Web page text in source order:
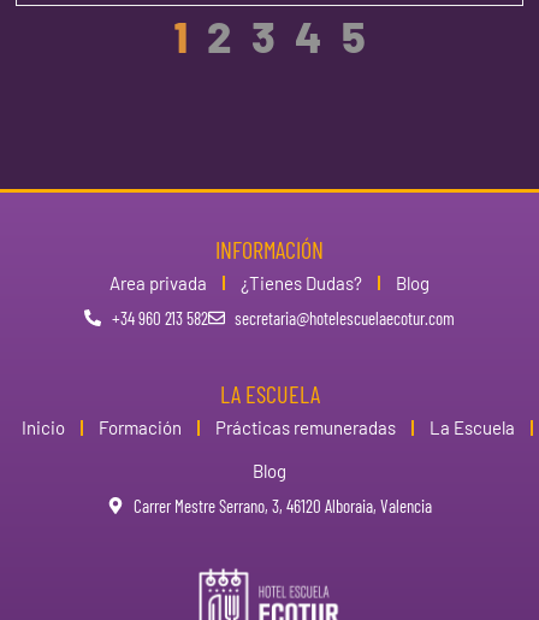
1 2 3 4 5
INFORMACIÓN
Area privada ¿Tienes Dudas?
Blog
+34 960 213 582
secretaria@hotelescuelaecotur.com
LA ESCUELA
Inicio Formación Prácticas remuneradas
La Escuela
Blog
Carrer Mestre Serrano, 3, 46120 Alboraia, Valencia